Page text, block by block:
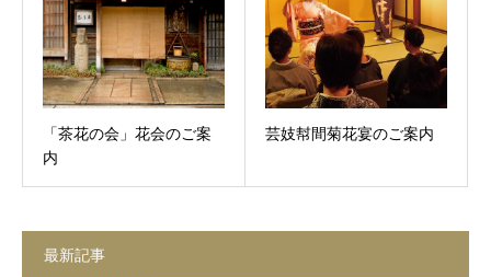
「茶花の会」花会のご案
内
芸妓幇間菊花宴のご案内
最新記事